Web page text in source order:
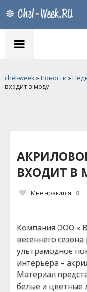
chel-week»Новости »
входит в моду
ВХОДИТ В
Мне нравится 0
Компания ООО «
весеннего
ультрамодное
интерьера –
Материал
белые и цветные